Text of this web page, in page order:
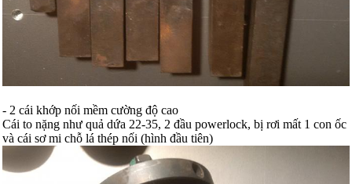
- 2 cái khớp nối mềm cường độ cao
Cái to nặng như quả dứa 22-35, 2 đầu powerlock, bị rơi mất 1 con ốc
và cái sơ mi chỗ lá thép nối (hình đầu tiên)